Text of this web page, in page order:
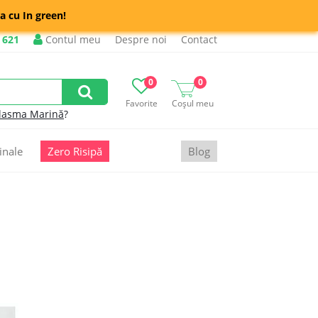
cu In green!
Contul meu Despre noi Contact
Favorite
0
Coșul meu
0
Marină?
Zero Risipă Blog